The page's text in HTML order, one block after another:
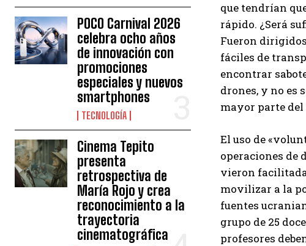
POCO Carnival 2026
celebra ocho años
de innovación con
promociones
especiales y nuevos
smartphones
TECNOLOGÍA
Cinema Tepito
presenta
retrospectiva de
María Rojo y crea
reconocimiento a la
trayectoria
cinematográfica
que tendrían
rápido. ¿Será
Fueron
fáciles de
encontrar
drones, y no es
mayor parte del
El uso de
operaciones de
vieron
movilizar a la
fuentes
grupo de 25
profesores